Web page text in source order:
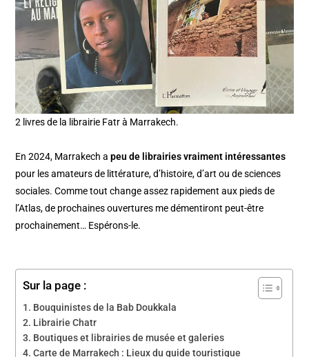
2 livres de la librairie Fatr à Marrakech.
En 2024, Marrakech apeu de librairies vraiment intéressantes
pour les amateurs de littérature, d’histoire, d’art ou de sciences
sociales. Comme tout change assez rapidement aux pieds de
l’Atlas, de prochaines ouvertures me démentiront peut-être
prochainement… Espérons-le.
Sur la page :
Bouquinistes de la Bab Doukkala
Librairie Chatr
Boutiques et librairies de musée et galeries
Carte de Marrakech : Lieux du guide touristique